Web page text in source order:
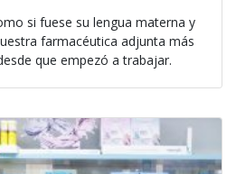
si fuese su lengua materna y
farmacéutica adjunta más
que empezó a trabajar.